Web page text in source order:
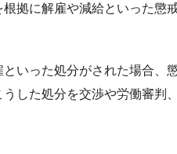
拠に解雇や減給といった懲
いった処分がされた場合、
した処分を交渉や労働審判